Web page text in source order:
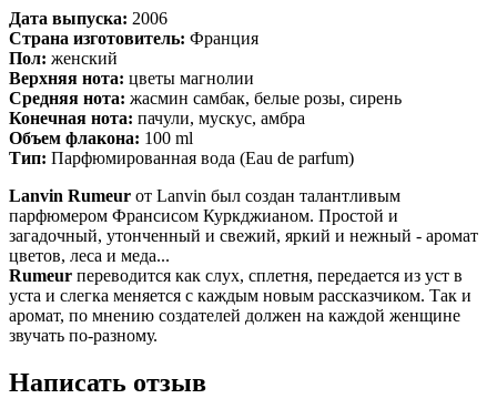
Дата выпуска: 2006
Страна изготовитель: Франция
Пол: женский
Верхняя нота: цветы магнолии
Средняя нота: жасмин самбак, белые розы, сирень
Конечная нота: пачули, мускус, амбра
Объем флакона: 100 ml
Тип: Парфюмированная вода (Eau de parfum)
Lanvin Rumeur от Lanvin был создан талантливым
парфюмером Франсисом Куркджианом. Простой и
загадочный, утонченный и свежий, яркий и нежный - аромат
цветов, леса и меда...
Rumeur переводится как слух, сплетня, передается из уст в
уста и слегка меняется с каждым новым рассказчиком. Так и
аромат, по мнению создателей должен на каждой женщине
звучать по-разному.
Написать отзыв